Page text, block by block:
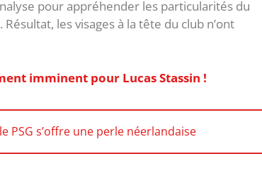
pour appréhender les particularités du
les visages à la tête du club n’ont
imminent pour Lucas Stassin !
PSG s’offre une perle néerlandaise